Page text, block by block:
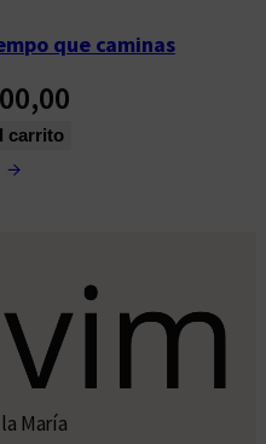
que caminas
carrito
→
María